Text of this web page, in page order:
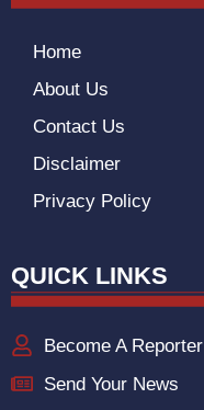
Home
About Us
Contact Us
Disclaimer
Privacy Policy
QUICK LINKS
Become A Reporter
Send Your News